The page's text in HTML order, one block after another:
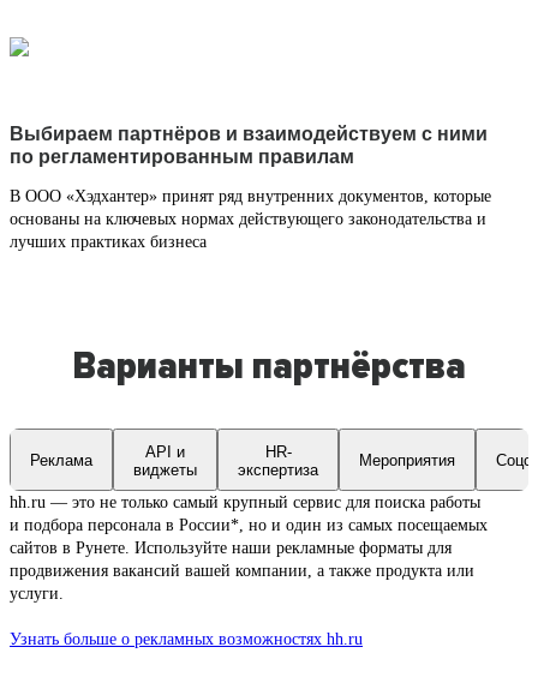
Выбираем партнёров и взаимодействуем с ними
по регламентированным правилам
В ООО «Хэдхантер» принят ряд внутренних документов, которые
основаны на ключевых нормах действующего законодательства и
лучших практиках бизнеса
Варианты партнёрства
Реклама
API и
виджеты
HR-
экспертиза
Мероприятия
hh.ru — это не только самый крупный сервис для поиска работы
и подбора персонала в России*, но и один из самых посещаемых
сайтов в Рунете. Используйте наши рекламные форматы для
продвижения вакансий вашей компании, а также продукта или
услуги.
Узнать больше о рекламных возможностях hh.ru